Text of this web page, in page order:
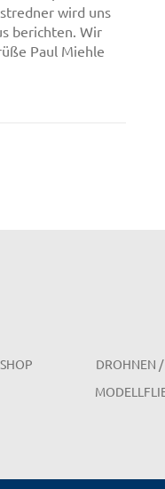
wird uns
berichten. Wir
Paul Miehle
SHOP
DROHNEN